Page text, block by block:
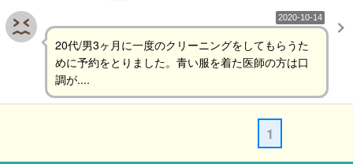
2020-10-14
20代/男3ヶ月に一度のクリーニングをしてもらうた
めに予約をとりました。青い服を着た医師の方は口
調が....
1